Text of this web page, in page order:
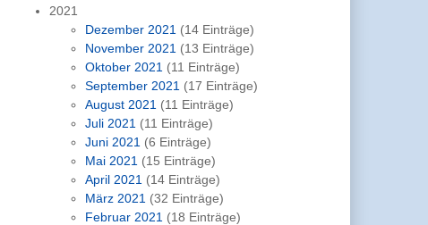
2021
Dezember 2021 (14 Einträge)
November 2021 (13 Einträge)
Oktober 2021 (11 Einträge)
September 2021 (17 Einträge)
August 2021 (11 Einträge)
Juli 2021 (11 Einträge)
Juni 2021 (6 Einträge)
Mai 2021 (15 Einträge)
April 2021 (14 Einträge)
März 2021 (32 Einträge)
Februar 2021 (18 Einträge)